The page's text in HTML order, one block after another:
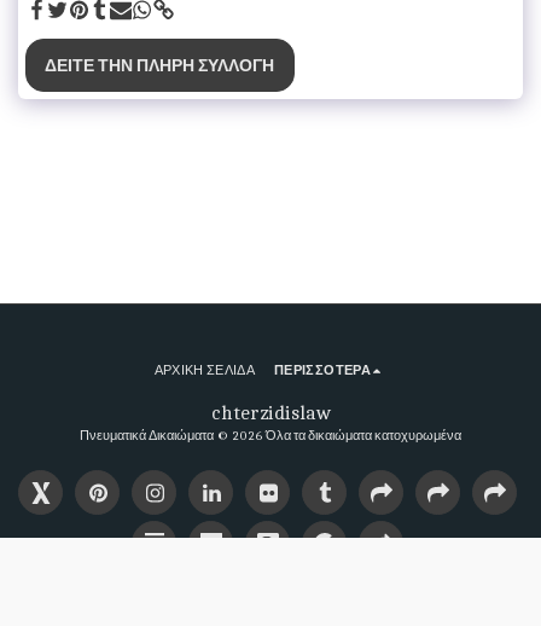
ΔΕΊΤΕ ΤΗΝ ΠΛΉΡΗ ΣΥΛΛΟΓΉ
chterzidislaw
Πνευματικά Δικαιώματα © 2026 Όλα τα δικαιώματα κατοχυρωμένα
ΑΡΧΙΚΉ ΣΕΛΊΔΑ ΠΕΡΙΣΣΌΤΕΡΑ